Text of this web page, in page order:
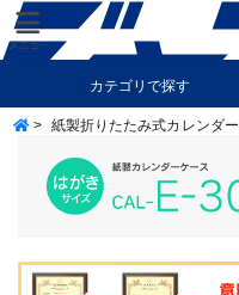
カテゴリで探す
納期・送料について
> 紙製折りたたみ式カレンダ